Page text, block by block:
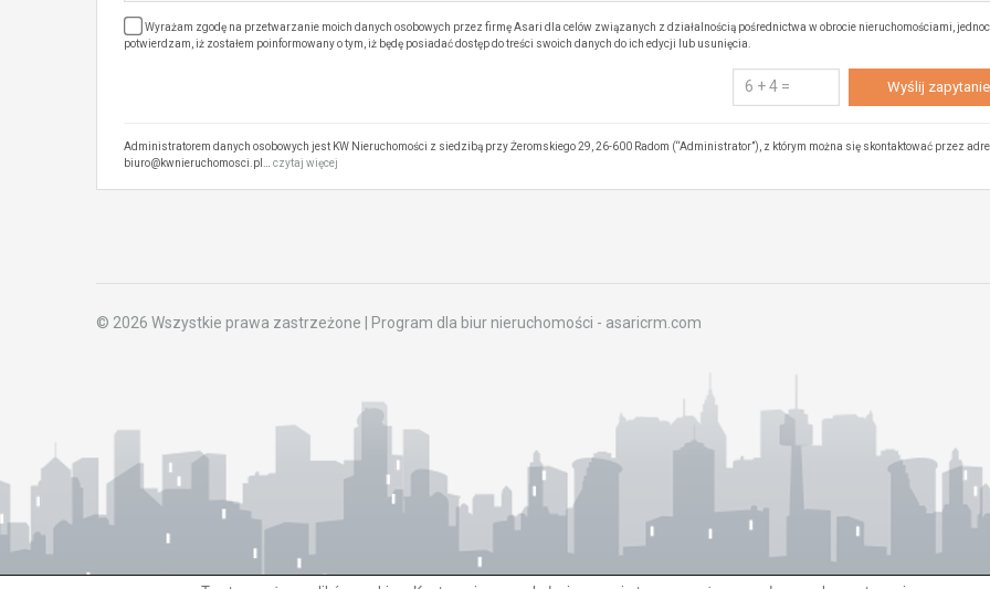
Wyrażam zgodę na przetwarzanie moich danych osobowych przez firmę Asari dla celów związanych z działalnością pośrednictwa w obrocie nieruchomościami,
potwierdzam, iż zostałem poinformowany o tym, iż będę posiadać dostęp do treści swoich danych do ich edycji lub usunięcia.
Administratorem danych osobowych jest KW Nieruchomości z siedzibą przy Żeromskiego 29, 26-600 Radom (“Administrator”), z którym można się skontaktować przez
biuro@kwnieruchomosci.pl… czytaj więcej
© 2026 Wszystkie prawa zastrzeżone | Program dla biur nieruchomości - asaricrm.com